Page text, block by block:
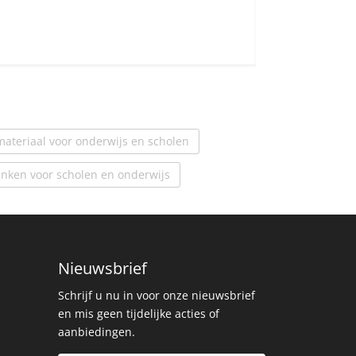
voor onderwijs en scholen
voor scholen en onderwijs
Nieuwsbrief
Schrijf u nu in voor onze nieuwsbrief
en mis geen tijdelijke acties of
aanbiedingen.